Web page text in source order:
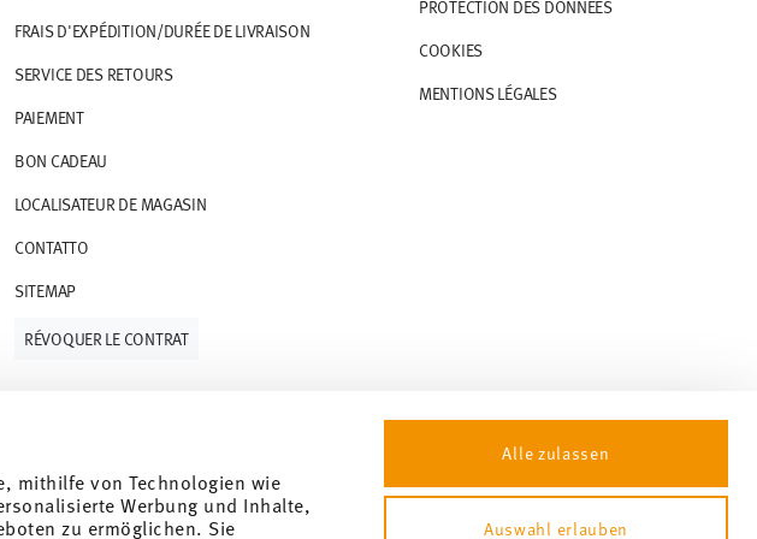
mithilfe von Technologien wie
Werbung und Inhalte,
zu ermöglichen. Sie
Alle zulassen
Auswahl erlauben
FRAIS D'EXPÉDITION/DURÉE DE LIVRAISON
SERVICE DES RETOURS
PAIEMENT
BON CADEAU
LOCALISATEUR DE MAGASIN
CONTATTO
SITEMAP
PROTECTION DES DONNÉES
COOKIES
MENTIONS LÉGALES
RÉVOQUER LE CONTRAT